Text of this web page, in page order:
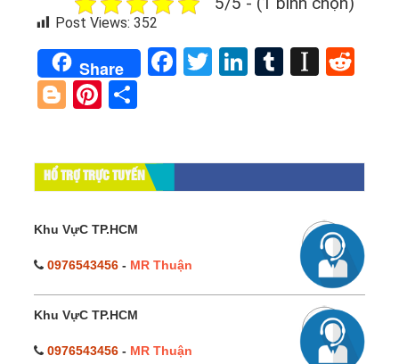
Post Views: 352
Share Facebook
TwitterLinkedIn
Tumblr
BloggerPinterest
HỔ TRỢ TRỰC TUYẾN
Khu VựC TP.HCM
0976543456 - MR Thuận
Khu VựC TP.HCM
0976543456 - MR Thuận